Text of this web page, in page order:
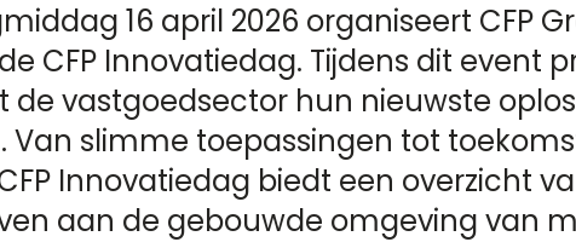
16 april 2026 organiseert CFP
CFP Innovatiedag. Tijdens dit event
de vastgoedsector hun nieuwste
Van slimme toepassingen tot
Innovatiedag biedt een overzicht
aan de gebouwde omgeving van